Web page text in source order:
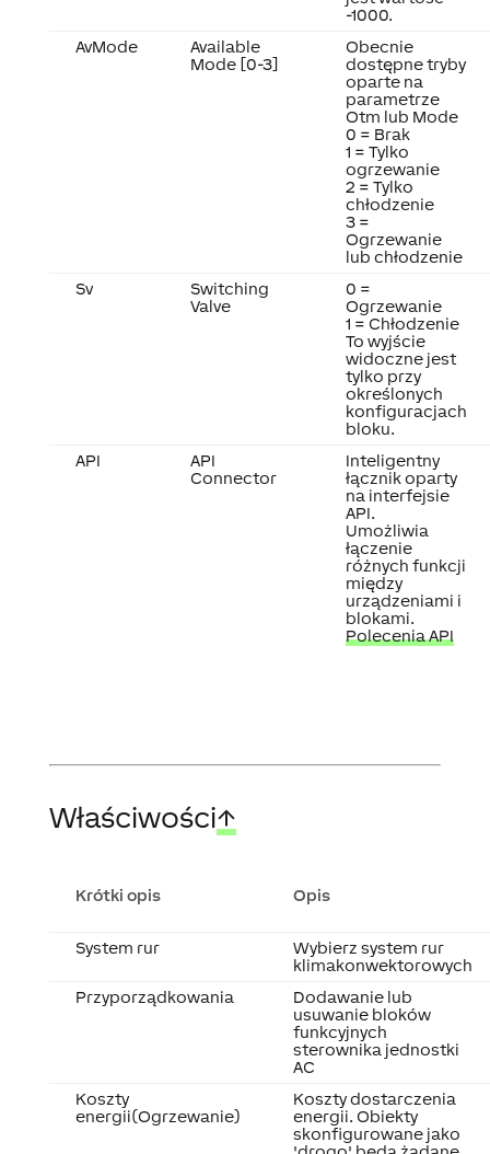
-1000.
AvMode
Available
Mode [0-3]
Obecnie
dostępne tryby
oparte na
parametrze
Otm lub Mode
0 = Brak
1 = Tylko
ogrzewanie
2 = Tylko
chłodzenie
3 =
Ogrzewanie
lub chłodzenie
Sv
Switching
Valve
0 =
Ogrzewanie
1 = Chłodzenie
To wyjście
widoczne jest
tylko przy
określonych
konfiguracjach
bloku.
API
API
Connector
Inteligentny
łącznik oparty
na interfejsie
API.
Umożliwia
łączenie
różnych funkcji
między
urządzeniami i
blokami.
Polecenia API
Właściwości↑
Krótki opis Opis
System rur
Wybierz system rur
klimakonwektorowych
Przyporządkowania
Dodawanie lub
usuwanie bloków
funkcyjnych
sterownika jednostki
AC
Koszty
energii(Ogrzewanie)
Koszty dostarczenia
energii. Obiekty
skonfigurowane jako